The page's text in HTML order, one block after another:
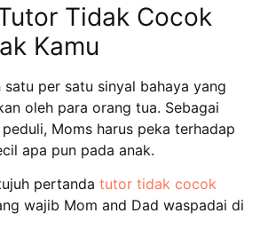
Tidak Cocok
Kamu
per satu sinyal bahaya yang
oleh para orang tua. Sebagai
Moms harus peka terhadap
apa pun pada anak.
pertanda tutor tidak cocok
wajib Mom and Dad waspadai di